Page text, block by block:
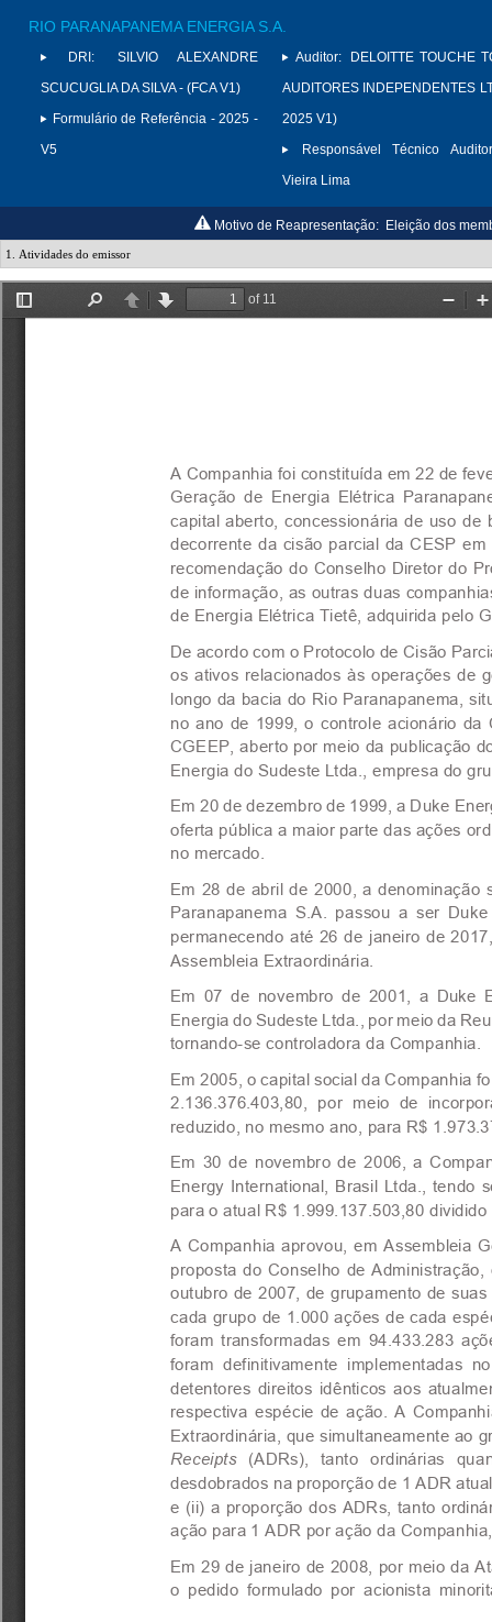
RIO PARANAPANEMA ENERGIA S.A.
DRI:
SILVIO ALEXANDRE
SCUCUGLIA DA SILVA - (FCA V1)
Formulário de Referência - 2025 -
V5
Auditor:
DELOITTE TOUCHE
AUDITORES INDEPENDENTES
2025 V1)
Responsável Técnico
Vieira Lima
Motivo de Reapresentação: Eleição dos